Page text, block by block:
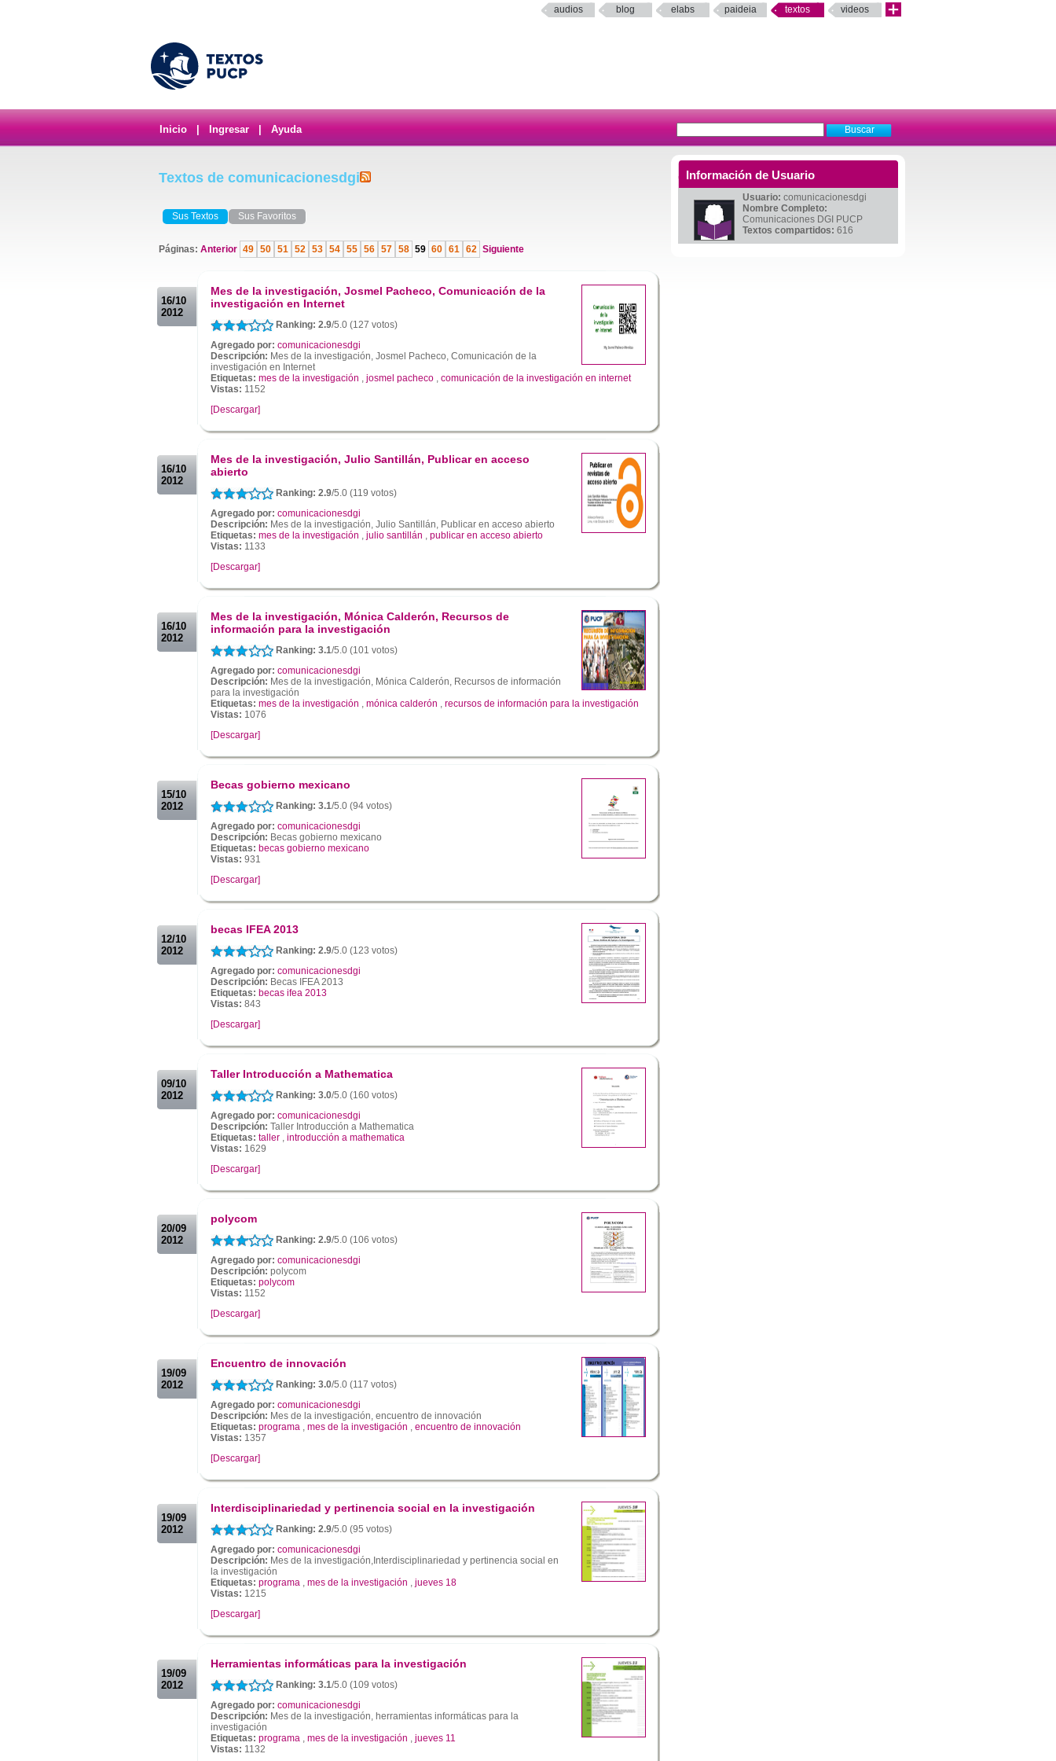
audios blog elabs paideia textos videos
Inicio Ingresar Ayuda
Información de Usuario
Usuario: comunicacionesdgi
Nombre Completo:
Comunicaciones DGI PUCP
Textos compartidos: 616
Textos de comunicacionesdgi
Sus Textos Sus Favoritos
Páginas: Anterior 49 50 51 52 53 54 55 56 57 58 59 60 61 62 Siguiente
16/10
2012
Mes de la investigación, Josmel Pacheco, Comunicación de la
investigación en Internet
Ranking: 2.9/5.0 (127 votos)
Agregado por: comunicacionesdgi
Descripción: Mes de la investigación, Josmel Pacheco, Comunicación de la
investigación en Internet
Etiquetas: mes de la investigación josmel pacheco
comunicación de la investigación en internet
Vistas: 1152
[Descargar]
16/10
2012
Mes de la investigación, Julio Santillán, Publicar en acceso
abierto
Ranking: 2.9/5.0 (119 votos)
Agregado por: comunicacionesdgi
Descripción: Mes de la investigación, Julio Santillán, Publicar en acceso abierto
Etiquetas: mes de la investigación julio santillán
publicar en acceso abierto
Vistas: 1133
[Descargar]
16/10
2012
Mes de la investigación, Mónica Calderón, Recursos de
información para la investigación
Ranking: 3.1/5.0 (101 votos)
Agregado por: comunicacionesdgi
Descripción: Mes de la investigación, Mónica Calderón, Recursos de información
para la investigación
Etiquetas: mes de la investigación mónica calderón
recursos de información para la investigación
Vistas: 1076
[Descargar]
15/10
2012
Becas gobierno mexicano
Ranking: 3.1/5.0 (94 votos)
Agregado por: comunicacionesdgi
Descripción: Becas gobierno mexicano
Etiquetas: becas gobierno mexicano
Vistas: 931
[Descargar]
12/10
2012
becas IFEA 2013
Ranking: 2.9/5.0 (123 votos)
Agregado por: comunicacionesdgi
Descripción: Becas IFEA 2013
Etiquetas: becas ifea 2013
Vistas: 843
[Descargar]
09/10
2012
Taller Introducción a Mathematica
Ranking: 3.0/5.0 (160 votos)
Agregado por: comunicacionesdgi
Descripción: Taller Introducción a Mathematica
Etiquetas: taller
introducción a mathematica
Vistas: 1629
[Descargar]
20/09
2012
polycom
Ranking: 2.9/5.0 (106 votos)
Agregado por: comunicacionesdgi
Descripción: polycom
Etiquetas: polycom
Vistas: 1152
[Descargar]
19/09
2012
Encuentro de innovación
Ranking: 3.0/5.0 (117 votos)
Agregado por: comunicacionesdgi
Descripción: Mes de la investigación, encuentro de innovación
Etiquetas: programa mes de la investigación
encuentro de innovación
Vistas: 1357
[Descargar]
19/09
2012
Interdisciplinariedad y pertinencia social en la investigación
Ranking: 2.9/5.0 (95 votos)
Agregado por: comunicacionesdgi
Descripción: Mes de la investigación,Interdisciplinariedad y pertinencia social en
la investigación
Etiquetas: programa mes de la investigación
jueves 18
Vistas: 1215
[Descargar]
19/09
2012
Herramientas informáticas para la investigación
Ranking: 3.1/5.0 (109 votos)
Agregado por: comunicacionesdgi
Descripción: Mes de la investigación, herramientas informáticas para la
investigación
Etiquetas: programa mes de la investigación
jueves 11
Vistas: 1132